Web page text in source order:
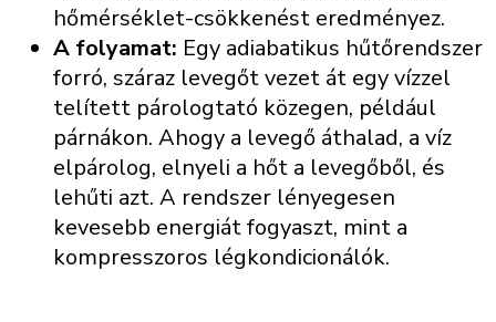
hőmérséklet-csökkenést eredményez.
A folyamat: Egy adiabatikus hűtőrendszer
forró, száraz levegőt vezet át egy vízzel
telített párologtató közegen, például
párnákon. Ahogy a levegő áthalad, a víz
elpárolog, elnyeli a hőt a levegőből, és
lehűti azt. A rendszer lényegesen
kevesebb energiát fogyaszt, mint a
kompresszoros légkondicionálók.